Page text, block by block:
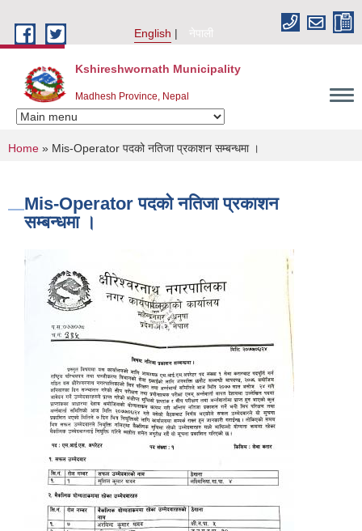
English
नेपाली
Kshireshwornath Municipality
Madhesh Province, Nepal
You are here
Home » Mis-Operator पदको नतिजा प्रकाशन सम्बन्धमा ।
Mis-Operator पदको नतिजा प्रकाशन
सम्बन्धमा ।